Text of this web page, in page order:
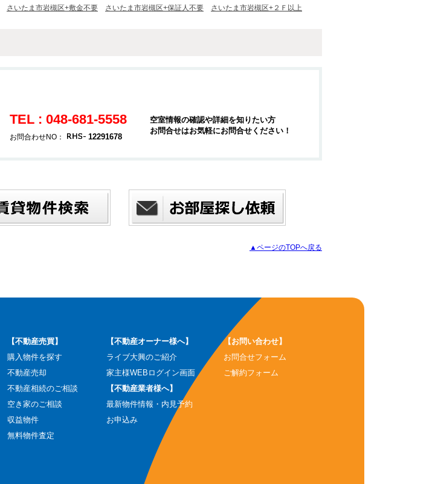
さいたま市岩槻区+敷金不要 さいたま市岩槻区+保証人不要 さいたま市岩槻区+２Ｆ以上
TEL : 048-681-5558
お問合わせNO： 12291678
空室情報の確認や詳細を知りたい方
お問合せはお気軽にお問合せください！
▲ページのTOPへ戻る
【不動産売買】
購入物件を探す
不動産売却
不動産相続のご相談
空き家のご相談
収益物件
無料物件査定
【不動産オーナー様へ】
ライブ大興のご紹介
家主様WEBログイン画面
【不動産業者様へ】
最新物件情報・内見予約
お申込み
【お問い合わせ】
お問合せフォーム
ご解約フォーム